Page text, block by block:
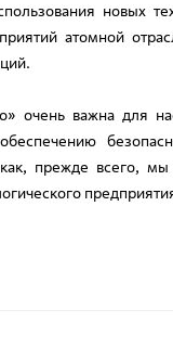
новых
атомной
очень важна для
прежде всего, мы